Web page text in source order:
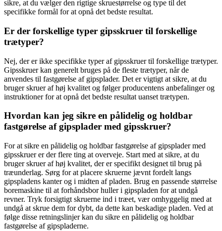
sikre, at du vælger den rigtige skruestørrelse og type til det
specifikke formål for at opnå det bedste resultat.
Er der forskellige typer gipsskruer til forskellige
trætyper?
Nej, der er ikke specifikke typer af gipsskruer til forskellige trætyper.
Gipsskruer kan generelt bruges på de fleste trætyper, når de
anvendes til fastgørelse af gipsplader. Det er vigtigt at sikre, at du
bruger skruer af høj kvalitet og følger producentens anbefalinger og
instruktioner for at opnå det bedste resultat uanset trætypen.
Hvordan kan jeg sikre en pålidelig og holdbar
fastgørelse af gipsplader med gipsskruer?
For at sikre en pålidelig og holdbar fastgørelse af gipsplader med
gipsskruer er der flere ting at overveje. Start med at sikre, at du
bruger skruer af høj kvalitet, der er specifikt designet til brug på
træunderlag. Sørg for at placere skruerne jævnt fordelt langs
gipspladens kanter og i midten af pladen. Brug en passende størrelse
boremaskine til at forhåndsbor huller i gipspladen for at undgå
revner. Tryk forsigtigt skruerne ind i træet, vær omhyggelig med at
undgå at skrue dem for dybt, da dette kan beskadige pladen. Ved at
følge disse retningslinjer kan du sikre en pålidelig og holdbar
fastgørelse af gipspladerne.